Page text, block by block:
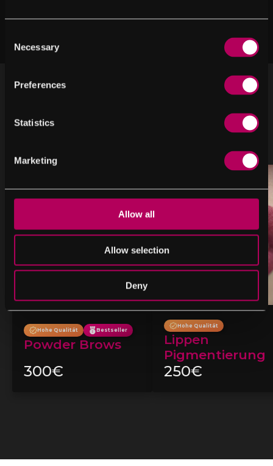
Selection
Necessary
Preferences
Statistics
Marketing
Allow all
Allow selection
Deny
Ich kann das Gleiche für Sie tun
Hohe Qualität Bestseller
Powder Brows
300€
Hohe Qualität
Lippen
Pigmentierung
250€